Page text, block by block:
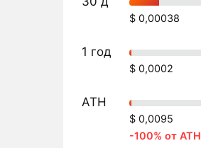
$ 0,00038
1 год
$ 0,0002
ATH
$ 0,0095
-100% от ATH